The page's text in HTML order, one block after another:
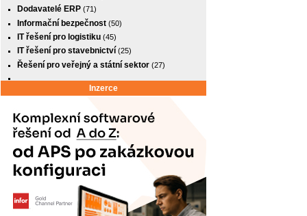
Dodavatelé ERP (71)
Informační bezpečnost (50)
IT řešení pro logistiku (45)
IT řešení pro stavebnictví (25)
Řešení pro veřejný a státní sektor (27)
Inzerce